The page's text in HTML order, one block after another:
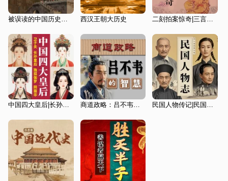
被误读的中国历史：颠覆常识的100个历史真相 西汉王朝大历史 二刻拍案惊奇|三言二拍|经典文学
商道政略：吕不韦的智慧